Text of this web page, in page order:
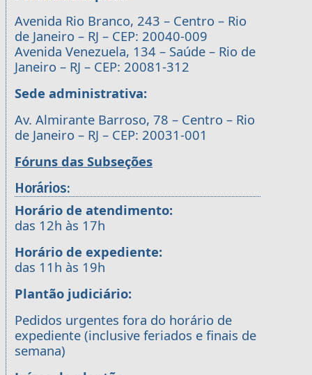
Avenida Rio Branco, 243 – Centro – Rio
de Janeiro – RJ – CEP: 20040-009
Avenida Venezuela, 134 – Saúde – Rio de
Janeiro – RJ – CEP: 20081-312
Sede administrativa:
Av. Almirante Barroso, 78 – Centro – Rio
de Janeiro – RJ – CEP: 20031-001
Fóruns das Subseções
Horários:
Horário de atendimento:
das 12h às 17h
Horário de expediente:
das 11h às 19h
Plantão judiciário:
Pedidos urgentes fora do horário de
expediente (inclusive feriados e finais de
semana)